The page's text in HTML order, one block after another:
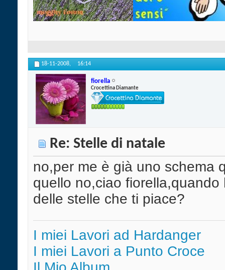
18-11-2008, 16:14
fiorella
Crocettina Diamante
Re: Stelle di natale
no,per me è già uno schema
quello no,ciao
delle stelle che ti piace?
I miei Lavori ad Hardanger
I miei Lavori a Punto Croce